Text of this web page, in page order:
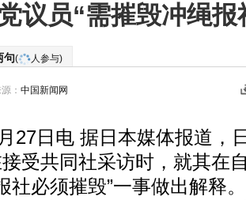
议员“需摧毁冲绳
句( 人参与)
： 中国新闻网
日电 据日本媒体报道，
受共同社采访时，就其在
社必须摧毁”一事做出解释